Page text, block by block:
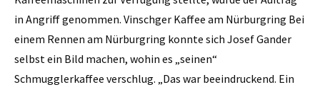
in Angriff genommen. Vinschger Kaffee am Nürburgring Bei
einem Rennen am ­Nürburgring konnte sich Josef Gander
selbst ein Bild machen, wohin es „seinen“
Schmugglerkaffee verschlug. „Das war beeindruckend. Ein